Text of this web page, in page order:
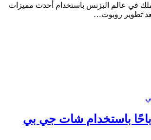
في عالم البزنس باستخدام أحدث مميزات
تطوير روبوت…
باستخدام شات جي بي